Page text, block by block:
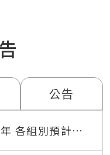
公告
各組別預計出